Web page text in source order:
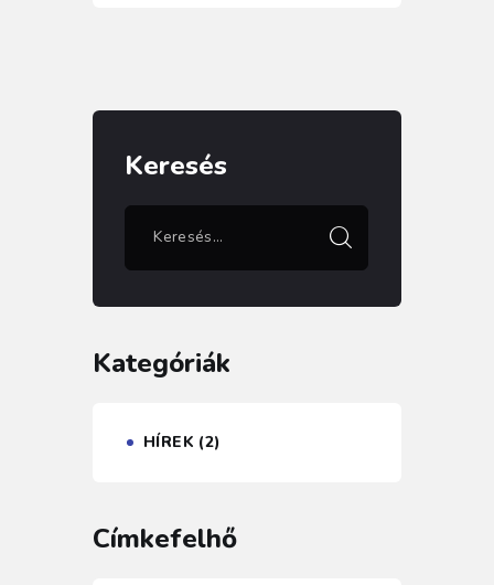
Keresés
Kategóriák
HÍREK (2)
Címkefelhő